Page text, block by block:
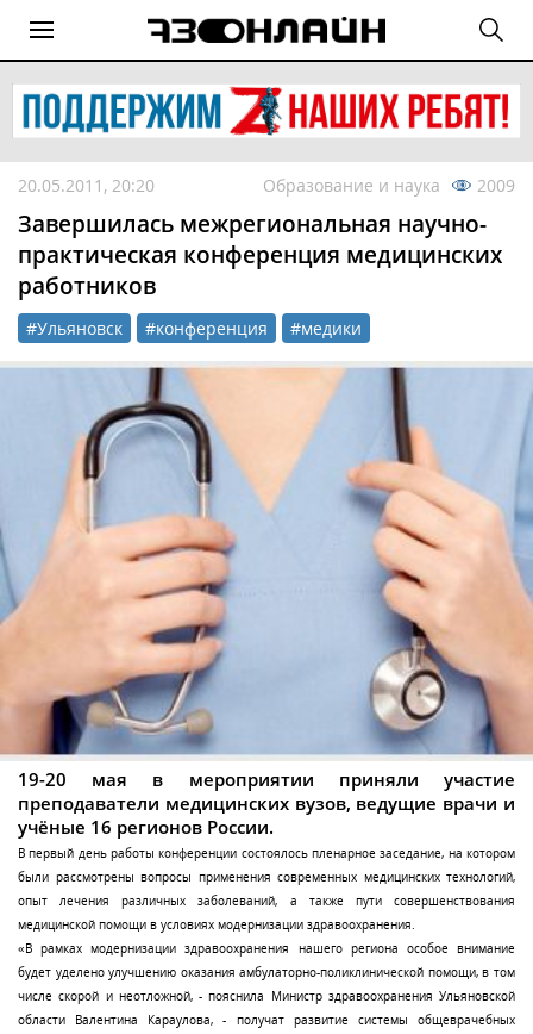
20.05.2011, 20:20 Образование и наука 2009
Завершилась межрегиональная научно-
практическая конференция медицинских
работников
#Ульяновск #конференция #медики
19-20 мая в мероприятии приняли участие
преподаватели медицинских вузов, ведущие врачи и
учёные 16 регионов России.
В первый день работы конференции состоялось пленарное заседание, на котором
были рассмотрены вопросы применения современных медицинских технологий,
опыт лечения различных заболеваний, а также пути совершенствования
медицинской помощи в условиях модернизации здравоохранения.
«В рамках модернизации здравоохранения нашего региона особое внимание
будет уделено улучшению оказания амбулаторно-поликлинической помощи, в том
числе скорой и неотложной, - пояснила Министр здравоохранения Ульяновской
области Валентина Караулова, - получат развитие системы общеврачебных